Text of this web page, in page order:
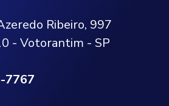
Ribeiro, 997
- Votorantim - SP
7767